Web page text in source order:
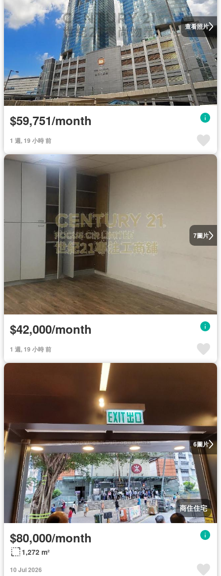
查看照片
$59,751/month
1 週, 19 小時 前
7圖片
$42,000/month
1 週, 19 小時 前
6圖片
商住住宅
$80,000/month
1,272 m²
10 Jul 2026